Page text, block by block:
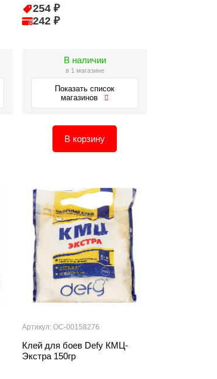
254 ₽
242 ₽
В наличии
в 1 магазине
Показать список
магазинов
В корзину
Артикул: ОС-00158276
Клей для боев Defy КМЦ-
Экстра 150гр